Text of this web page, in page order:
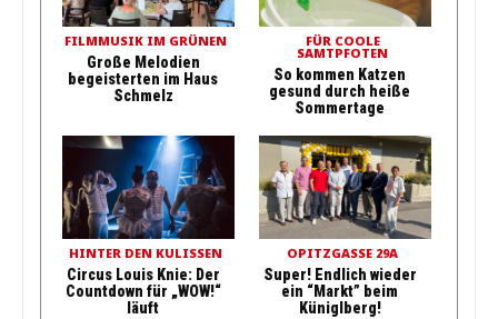
FILMMUSIK IM GRÜNEN
Große Melodien
begeisterten im Haus
Schmelz
FÜR COOLE
SAMTPFOTEN
So kommen Katzen
gesund durch heiße
Sommertage
HINTER DEN KULISSEN
Circus Louis Knie: Der
Countdown für „WOW!“
läuft
OPITZGASSE 29A
Super! Endlich wieder
ein “Markt” beim
Küniglberg!